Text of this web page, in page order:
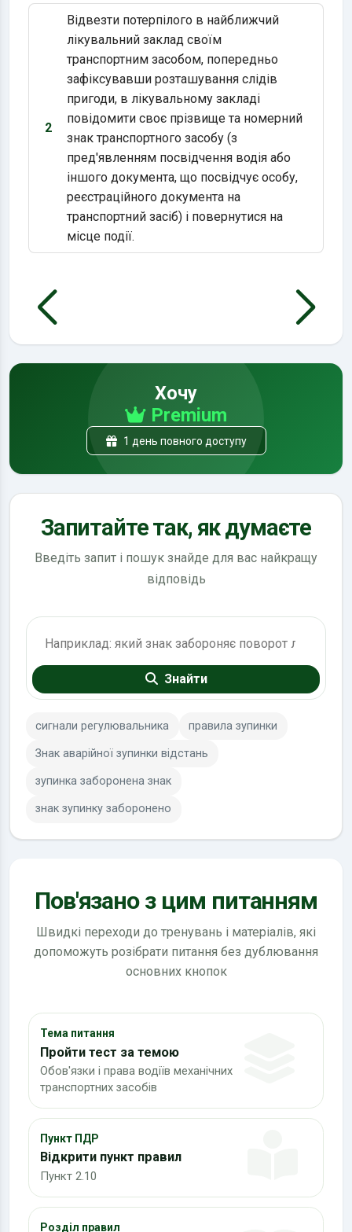
Варіант 2:
2
Відвезти потерпілого в найближчий
лікувальний заклад своїм
транспортним засобом, попередньо
зафіксувавши розташування слідів
пригоди, в лікувальному закладі
повідомити своє прізвище та номерний
знак транспортного засобу (з
пред'явленням посвідчення водія або
іншого документа, що посвідчує особу,
реєстраційного документа на
транспортний засіб) і повернутися на
місце події.
Хочу
Premium
1 день повного доступу
Запитайте так, як думаєте
Введіть запит і пошук знайде для вас найкращу
відповідь
Знайти
сигнали регулювальника правила зупинки
Знак аварійної зупинки відстань
зупинка заборонена знак
знак зупинку заборонено
Пов'язано з цим питанням
Швидкі переходи до тренувань і матеріалів, які
допоможуть розібрати питання без дублювання
основних кнопок
Тема питання
Пройти тест за темою
Обов'язки і права водіїв механічних
транспортних засобів
Пункт ПДР
Відкрити пункт правил
Пункт 2.10
Розділ правил